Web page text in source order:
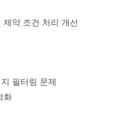
약 조건 처리 개선
필터링 문제
화